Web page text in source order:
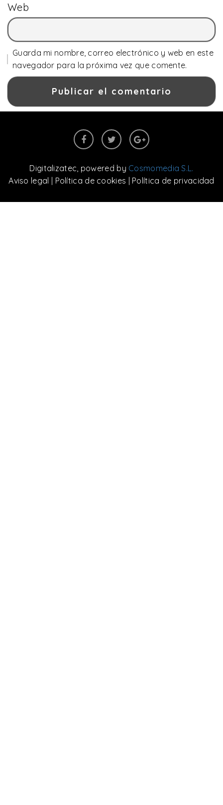
Web
Guarda mi nombre, correo electrónico y web en este
navegador para la próxima vez que comente.
Digitalizatec , powered by Cosmomedia S.L.
Aviso legal | Política de cookies | Política de privacidad